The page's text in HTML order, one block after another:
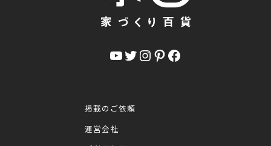
YouTube Twitter InstagramPinterest Facebook
掲載のご依頼
運営会社